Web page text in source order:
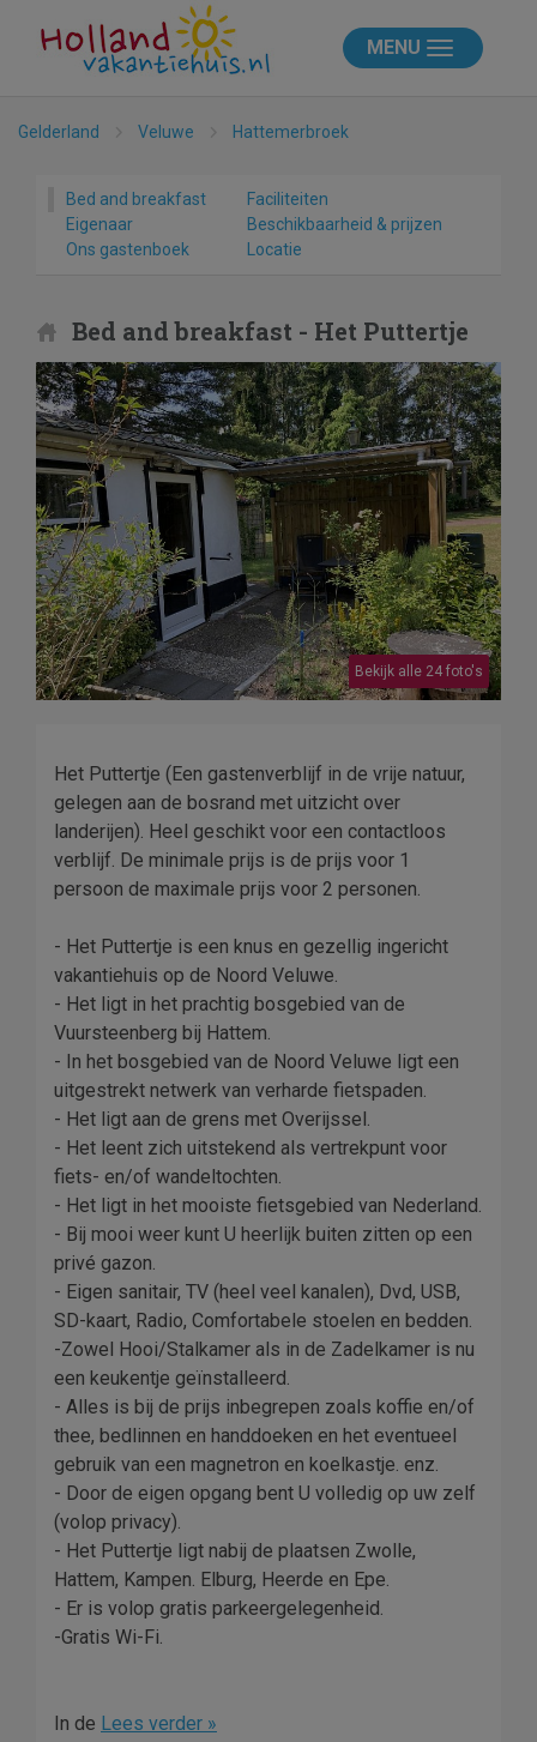
MENU
Gelderland Veluwe Hattemerbroek
Bed and breakfast
Faciliteiten
Eigenaar
Beschikbaarheid & prijzen
Ons gastenboek
Locatie
Bed and breakfast - Het Puttertje
Bekijk alle 24 foto's
Het Puttertje (Een gastenverblijf in de vrije natuur,
gelegen aan de bosrand met uitzicht over
landerijen). Heel geschikt voor een contactloos
verblijf. De minimale prijs is de prijs voor 1
persoon de maximale prijs voor 2 personen.
- Het Puttertje is een knus en gezellig ingericht
vakantiehuis op de Noord Veluwe.
- Het ligt in het prachtig bosgebied van de
Vuursteenberg bij Hattem.
- In het bosgebied van de Noord Veluwe ligt een
uitgestrekt netwerk van verharde fietspaden.
- Het ligt aan de grens met Overijssel.
- Het leent zich uitstekend als vertrekpunt voor
fiets- en/of wandeltochten.
- Het ligt in het mooiste fietsgebied van Nederland.
- Bij mooi weer kunt U heerlijk buiten zitten op een
privé gazon.
- Eigen sanitair, TV (heel veel kanalen), Dvd, USB,
SD-kaart, Radio, Comfortabele stoelen en bedden.
-Zowel Hooi/Stalkamer als in de Zadelkamer is nu
een keukentje geïnstalleerd.
- Alles is bij de prijs inbegrepen zoals koffie en/of
thee, bedlinnen en handdoeken en het eventueel
gebruik van een magnetron en koelkastje. enz.
- Door de eigen opgang bent U volledig op uw zelf
(volop privacy).
- Het Puttertje ligt nabij de plaatsen Zwolle,
Hattem, Kampen. Elburg, Heerde en Epe.
- Er is volop gratis parkeergelegenheid.
-Gratis Wi-Fi.
In de Lees verder »